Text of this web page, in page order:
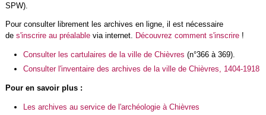
SPW).
Pour consulter librement les archives en ligne, il est nécessaire
de s'inscrire au préalablevia internet. Découvrez comment s'inscrire!
Consulter les cartulaires de la ville de Chièvres (n°366 à 369).
Consulter l'inventaire des archives de la ville de Chièvres, 1404-1918
Pour en savoir plus :
Les archives au service de l'archéologie à Chièvres